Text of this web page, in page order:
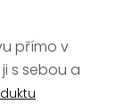
přímo v
ji s sebou a